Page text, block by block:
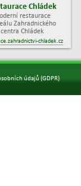
Chládek
restaurace
Zahradnického
centra Chládek
chladek.cz
údajů (GDPR)